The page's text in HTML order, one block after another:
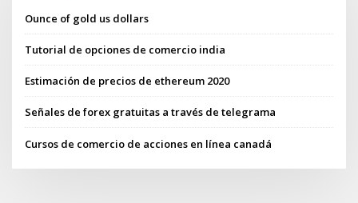
Ounce of gold us dollars
Tutorial de opciones de comercio india
Estimación de precios de ethereum 2020
Señales de forex gratuitas a través de telegrama
Cursos de comercio de acciones en línea canadá